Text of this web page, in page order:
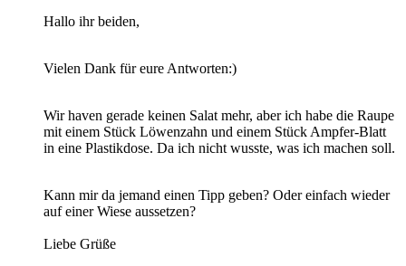
Hallo ihr beiden,
Vielen Dank für eure Antworten:)
Wir haven gerade keinen Salat mehr, aber ich habe die Raupe
mit einem Stück Löwenzahn und einem Stück Ampfer-Blatt
in eine Plastikdose. Da ich nicht wusste, was ich machen soll.
Kann mir da jemand einen Tipp geben? Oder einfach wieder
auf einer Wiese aussetzen?
Liebe Grüße